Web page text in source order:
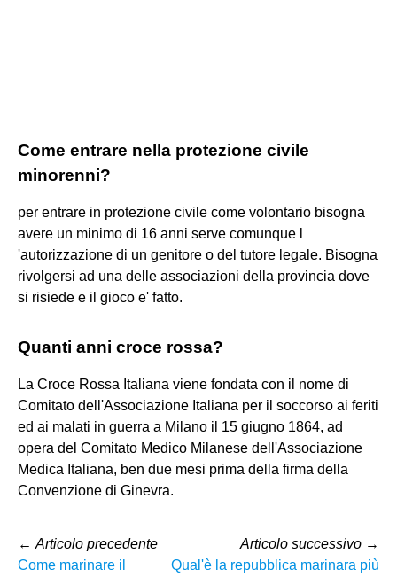
Come entrare nella protezione civile
minorenni?
per entrare in protezione civile come volontario bisogna
avere un minimo di 16 anni serve comunque l
'autorizzazione di un genitore o del tutore legale. Bisogna
rivolgersi ad una delle associazioni della provincia dove
si risiede e il gioco e' fatto.
Quanti anni croce rossa?
La Croce Rossa Italiana viene fondata con il nome di
Comitato dell'Associazione Italiana per il soccorso ai feriti
ed ai malati in guerra a Milano il 15 giugno 1864, ad
opera del Comitato Medico Milanese dell'Associazione
Medica Italiana, ben due mesi prima della firma della
Convenzione di Ginevra.
← Articolo precedente
Come marinare il
Articolo successivo →
Qual'è la repubblica marinara più